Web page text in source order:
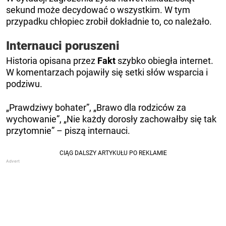
sekund może decydować o wszystkim. W tym
przypadku chłopiec zrobił dokładnie to, co należało.
Internauci poruszeni
Historia opisana przez Fakt szybko obiegła internet.
W komentarzach pojawiły się setki słów wsparcia i
podziwu.
„Prawdziwy bohater”, „Brawo dla rodziców za
wychowanie”, „Nie każdy dorosły zachowałby się tak
przytomnie” – piszą internauci.